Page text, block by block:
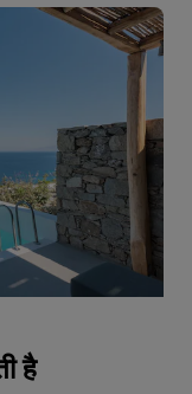
है